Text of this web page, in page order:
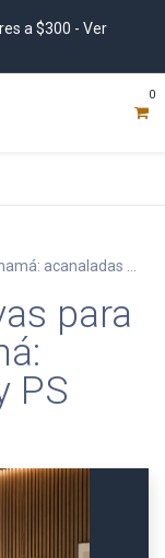
a $300 - Ver
0
WPC y PS
para
PS